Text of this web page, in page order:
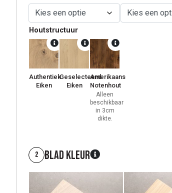
Houtstructuur
Authentiek
Eiken
Geselecteerd
Eiken
Amerikaans
Notenhout
Alleen
beschikbaar
in 3cm
dikte.
2 Blad kleur